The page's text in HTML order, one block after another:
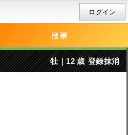
ログイン
牡｜12 歳 登録抹消